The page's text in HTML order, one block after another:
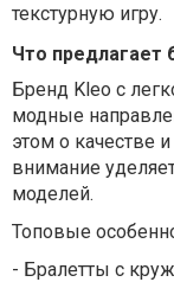
текстурную игру.
Что предлагает
Бренд Kleo с
модные
этом о качестве
внимание
моделей.
Топовые
- Бралетты с